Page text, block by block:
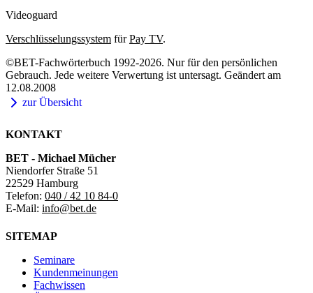
Videoguard
Verschlüsselungssystem fürPay TV.
©BET-Fachwörterbuch 1992-2026. Nur für den persönlichen
Gebrauch. Jede weitere Verwertung ist untersagt. Geändert am
12.08.2008
zur Übersicht
KONTAKT
BET - Michael Mücher
Niendorfer Straße 51
22529 Hamburg
Telefon: 040 / 42 10 84-0
E-Mail: info@bet.de
SITEMAP
Seminare
Kundenmeinungen
Fachwissen